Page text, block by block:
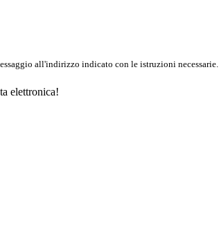
all'indirizzo indicato con le istruzioni necessarie.
elettronica!